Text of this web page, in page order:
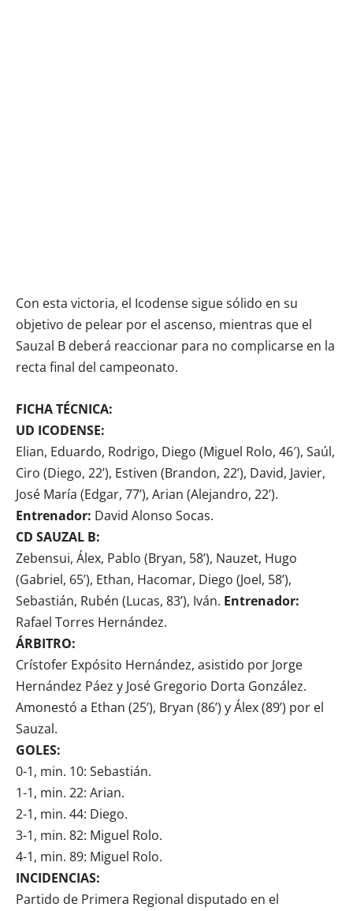
Con esta victoria, el Icodense sigue sólido en su
objetivo de pelear por el ascenso, mientras que el
Sauzal B deberá reaccionar para no complicarse en la
recta final del campeonato.
FICHA TÉCNICA:
UD ICODENSE:
Elian, Eduardo, Rodrigo, Diego (Miguel Rolo, 46′), Saúl,
Ciro (Diego, 22’), Estiven (Brandon, 22’), David, Javier,
José María (Edgar, 77’), Arian (Alejandro, 22’).
Entrenador: David Alonso Socas.
CD SAUZAL B:
Zebensui, Álex, Pablo (Bryan, 58’), Nauzet, Hugo
(Gabriel, 65’), Ethan, Hacomar, Diego (Joel, 58’),
Sebastián, Rubén (Lucas, 83’), Iván. Entrenador:
Rafael Torres Hernández.
ÁRBITRO:
Crístofer Expósito Hernández, asistido por Jorge
Hernández Páez y José Gregorio Dorta González.
Amonestó a Ethan (25’), Bryan (86’) y Álex (89’) por el
Sauzal.
GOLES:
0-1, min. 10: Sebastián.
1-1, min. 22: Arian.
2-1, min. 44: Diego.
3-1, min. 82: Miguel Rolo.
4-1, min. 89: Miguel Rolo.
INCIDENCIAS:
Partido de Primera Regional disputado en el